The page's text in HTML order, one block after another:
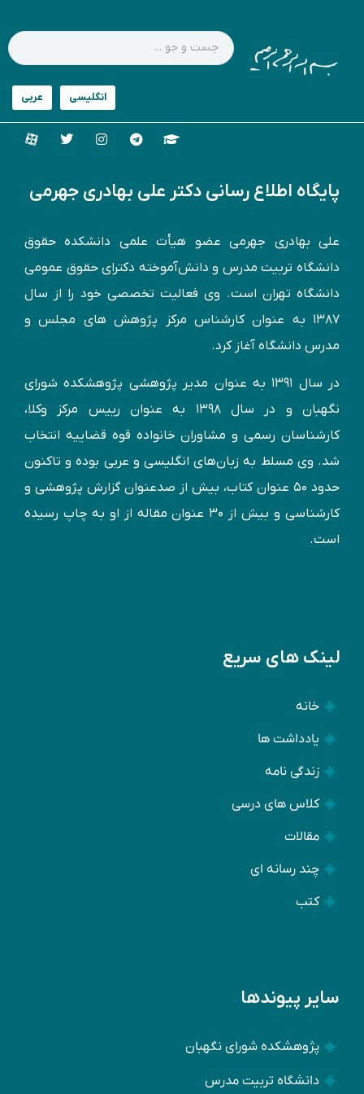
پایگاه اطلاع رسانی دکتر علی بهادری جهرمی
علی بهادری جهرمی عضو هیأت علمی دانشکده حقوق
دانشگاه تربیت مدرس و دانش‌آموخته دكترای حقوق عمومی
دانشگاه تهران است. وی فعالیت تخصصی خود را از سال
۱۳۸۷ به عنوان کارشناس مركز پژوهش های مجلس و
مدرس دانشگاه آغاز کرد.
در سال ۱۳۹۱ به عنوان مدير پژوهشی پژوهشكده شورای
نگهبان و در سال ۱۳۹۸ به عنوان رییس مرکز وکلا،
کارشناسان رسمی و مشاوران خانواده قوه قضاییه انتخاب
شد. وی مسلط به زبان‌های انگليسی و عربی بوده و تاكنون
حدود ۵۰ عنوان كتاب، بیش از صدعنوان گزارش پژوهشی و
کارشناسی و بيش از ۳۰ عنوان مقاله از او به چاپ رسيده
است.
لینک های سریع
خانه
یادداشت ها
زندگی نامه
کلاس های درسی
مقالات
چند رسانه ای
کتب
سایر پیوندها
پژوهشکده شورای نگهبان
دانشگاه تربیت مدرس